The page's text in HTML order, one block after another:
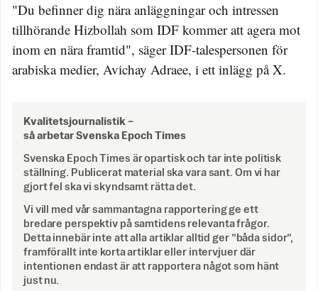
"Du befinner dig nära anläggningar och intressen
tillhörande Hizbollah som IDF kommer att agera mot
inom en nära framtid", säger IDF-talespersonen för
arabiska medier, Avichay Adraee, i ett inlägg på X.
Kvalitetsjournalistik –
så arbetar Svenska Epoch Times
Svenska Epoch Times är opartisk och tar inte politisk
ställning. Publicerat material ska vara sant. Om vi har
gjort fel ska vi skyndsamt rätta det.
Vi vill med vår sammantagna rapportering ge ett
bredare perspektiv på samtidens relevanta frågor.
Detta innebär inte att alla artiklar alltid ger ”båda sidor”,
framförallt inte korta artiklar eller intervjuer där
intentionen endast är att rapportera något som hänt
just nu.